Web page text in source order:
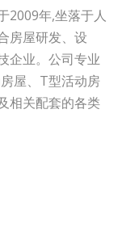
2009年,坐落于人
房屋研发、设
企业。公司专业
屋、T型活动房
相关配套的各类